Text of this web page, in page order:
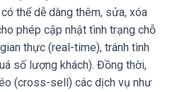
thể dễ dàng thêm, sửa, xóa
phép cập nhật tình trạng chỗ
thực (real-time), tránh tình
số lượng khách). Đồng thời,
(cross-sell) các dịch vụ như